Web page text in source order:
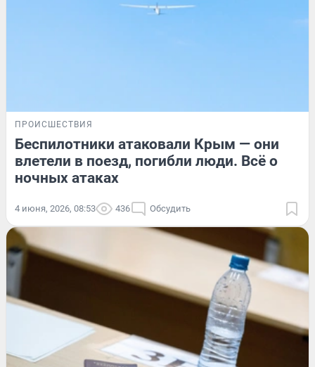
ПРОИСШЕСТВИЯ
Беспилотники атаковали Крым — они
влетели в поезд, погибли люди. Всё о
ночных атаках
4 июня, 2026, 08:53 436 Обсудить